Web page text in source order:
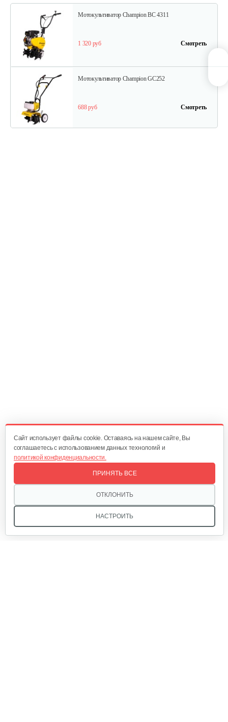
Мотокультиватор Champion ВC 4311
1 320 руб Смотреть
Мотокультиватор Champion GC252
688 руб Смотреть
688 руб Смотреть
Мотокультиватор Champion ВC 6712
Мотокультиватор Mantis Kioritz 2T
Cайт использует файлы cookie. Оставаясь на нашем сайте, Вы
соглашаетесь с использованием данных технологий и
политикой конфиденциальности.
НАСТРОИТЬ
ОТКЛОНИТЬ
ПРИНЯТЬ ВСЕ